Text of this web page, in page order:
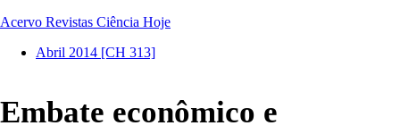
Acervo Revistas Ciência Hoje
Abril 2014 [CH 313]
Embate econômico e